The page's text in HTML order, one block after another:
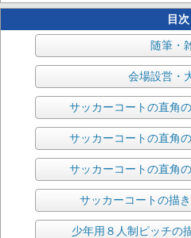
目次
随筆・
会場設営・
サッカーコートの直角
サッカーコートの直角
サッカーコートの直角
サッカーコートの描き
少年用８人制ピッチの